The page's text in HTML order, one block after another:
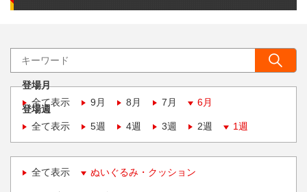
登場月
全て表示
9月 8月 7月 6月
登場週
全て表示
5週 4週 3週 2週 1週
全て表示 ぬいぐるみ・クッション